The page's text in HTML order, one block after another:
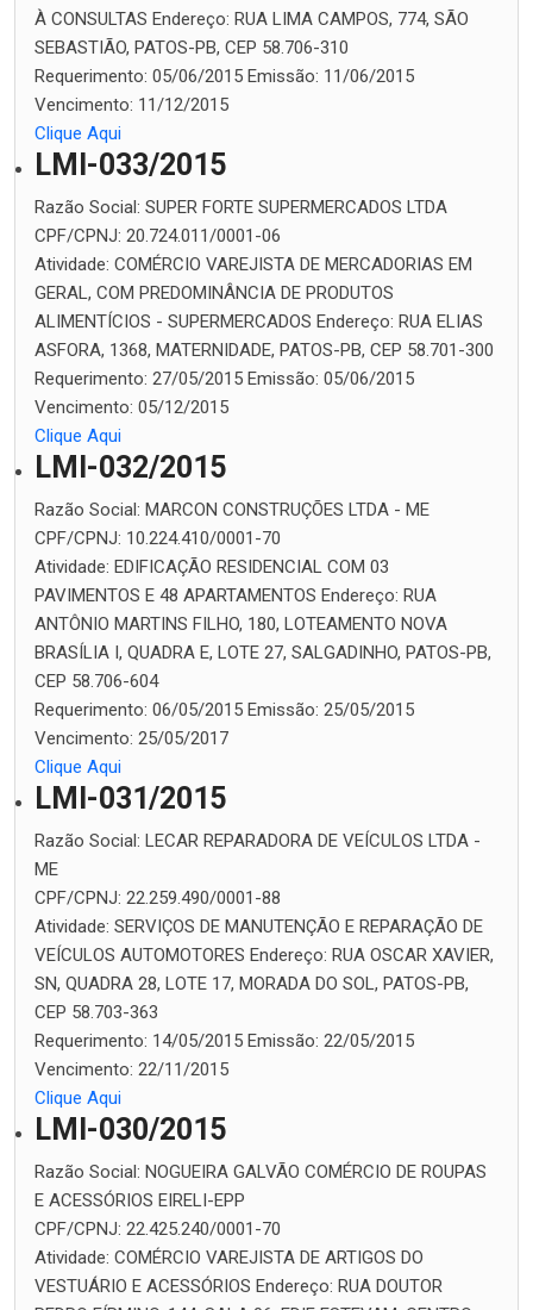
À CONSULTAS Endereço: RUA LIMA CAMPOS, 774, SÃO
SEBASTIÃO, PATOS-PB, CEP 58.706-310
Requerimento: 05/06/2015 Emissão: 11/06/2015
Vencimento: 11/12/2015
Clique Aqui
LMI-033/2015
Razão Social: SUPER FORTE SUPERMERCADOS LTDA
CPF/CPNJ: 20.724.011/0001-06
Atividade: COMÉRCIO VAREJISTA DE MERCADORIAS EM
GERAL, COM PREDOMINÂNCIA DE PRODUTOS
ALIMENTÍCIOS - SUPERMERCADOS Endereço: RUA ELIAS
ASFORA, 1368, MATERNIDADE, PATOS-PB, CEP 58.701-300
Requerimento: 27/05/2015 Emissão: 05/06/2015
Vencimento: 05/12/2015
Clique Aqui
LMI-032/2015
Razão Social: MARCON CONSTRUÇÕES LTDA - ME
CPF/CPNJ: 10.224.410/0001-70
Atividade: EDIFICAÇÃO RESIDENCIAL COM 03
PAVIMENTOS E 48 APARTAMENTOS Endereço: RUA
ANTÔNIO MARTINS FILHO, 180, LOTEAMENTO NOVA
BRASÍLIA I, QUADRA E, LOTE 27, SALGADINHO, PATOS-PB,
CEP 58.706-604
Requerimento: 06/05/2015 Emissão: 25/05/2015
Vencimento: 25/05/2017
Clique Aqui
LMI-031/2015
Razão Social: LECAR REPARADORA DE VEÍCULOS LTDA -
ME
CPF/CPNJ: 22.259.490/0001-88
Atividade: SERVIÇOS DE MANUTENÇÃO E REPARAÇÃO DE
VEÍCULOS AUTOMOTORES Endereço: RUA OSCAR XAVIER,
SN, QUADRA 28, LOTE 17, MORADA DO SOL, PATOS-PB,
CEP 58.703-363
Requerimento: 14/05/2015 Emissão: 22/05/2015
Vencimento: 22/11/2015
Clique Aqui
LMI-030/2015
Razão Social: NOGUEIRA GALVÃO COMÉRCIO DE ROUPAS
E ACESSÓRIOS EIRELI-EPP
CPF/CPNJ: 22.425.240/0001-70
Atividade: COMÉRCIO VAREJISTA DE ARTIGOS DO
VESTUÁRIO E ACESSÓRIOS Endereço: RUA DOUTOR